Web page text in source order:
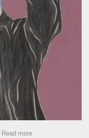
Read more